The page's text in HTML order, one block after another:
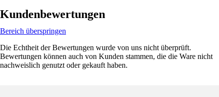
Kundenbewertungen
Bereich überspringen
Die Echtheit der Bewertungen wurde von uns nicht überprüft.
Bewertungen können auch von Kunden stammen, die die Ware nicht
nachweislich genutzt oder gekauft haben.